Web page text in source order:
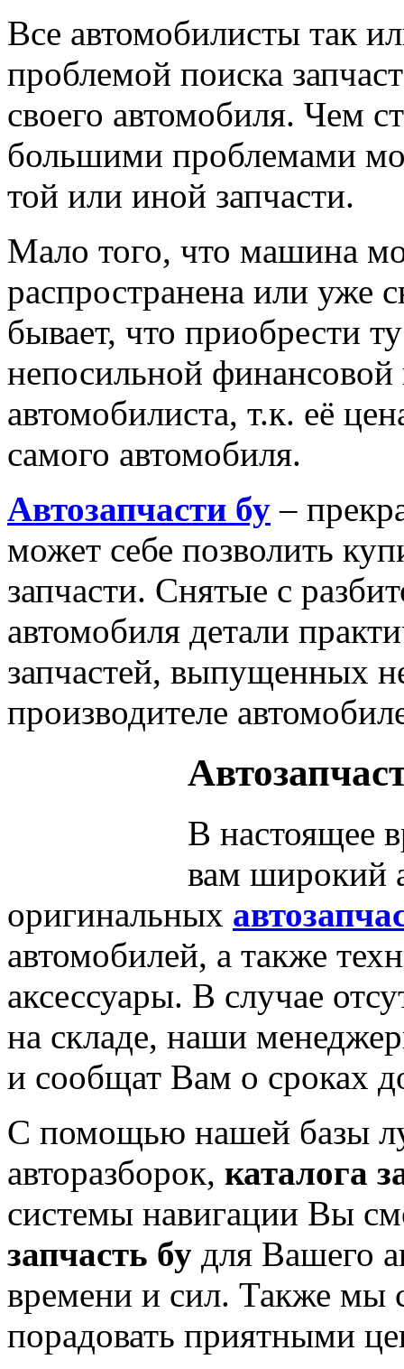
Все автомобилисты так
проблемой поиска
своего автомобиля. Чем
большими проблемами
той или иной запчасти.
Мало того, что машина
распространена или уже
бывает, что приобрести
непосильной
автомобилиста, т.к. её
самого автомобиля.
Автозапчасти бу –
может себе позволить
запчасти. Снятые с
автомобиля детали
запчастей, выпущенных
производителе
В настоящее
вам широкий
оригинальных
автомобилей, а также
аксессуары. В случае
на складе, наши
и сообщат Вам о сроках
С помощью нашей базы
авторазборок, каталога
системы навигации Вы
запчасть бу для Вашего
времени и сил. Также мы
порадовать приятными